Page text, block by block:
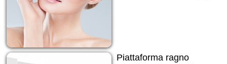
Piattaforma ragno